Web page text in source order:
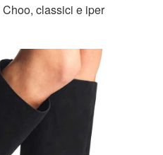
classici e iper